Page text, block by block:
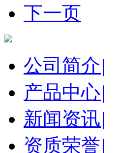
下一页
公司简介|
产品中心|
新闻资讯|
资质荣誉|